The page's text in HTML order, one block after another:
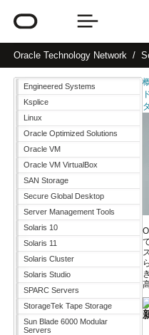
Oracle Technology Network
Engineered Systems
Ksplice
Linux
Oracle Optimized Solutions
Oracle VM
Oracle VM VirtualBox
SAN Storage
Secure Global Desktop
Server Management Tools
Solaris 10
Solaris 11
Solaris Cluster
Solaris Studio
SPARC Servers
StorageTek Tape Storage
Sun Blade 6000 Modular
Servers